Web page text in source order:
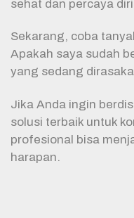
sehat dan percaya
Sekarang, coba
Apakah saya sudah
yang sedang
Jika Anda ingin
solusi terbaik untuk
profesional bisa
harapan.